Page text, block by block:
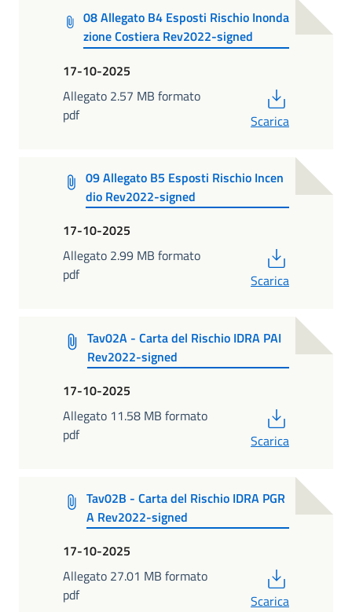
08 Allegato B4 Esposti Rischio Inonda
zione Costiera Rev2022-signed
17-10-2025
Allegato 2.57 MB formato
pdf
Scarica
09 Allegato B5 Esposti Rischio Incen
dio Rev2022-signed
17-10-2025
Allegato 2.99 MB formato
pdf
Scarica
Tav02A - Carta del Rischio IDRA PAI
Rev2022-signed
17-10-2025
Allegato 11.58 MB formato
pdf
Scarica
Tav02B - Carta del Rischio IDRA PGR
A Rev2022-signed
17-10-2025
Allegato 27.01 MB formato
pdf
Scarica